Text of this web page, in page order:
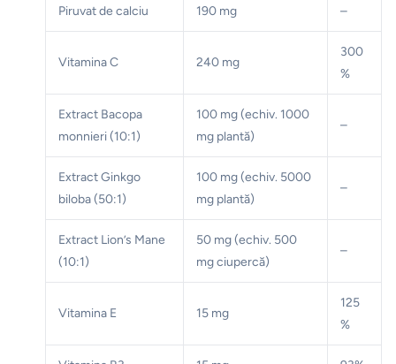
Piruvat de calciu 190 mg –
Vitamina C 240 mg
300
%
Extract Bacopa
monnieri (10:1)
100 mg (echiv. 1000
mg plantă)
–
Extract Ginkgo
biloba (50:1)
100 mg (echiv. 5000
mg plantă)
–
Extract Lion’s Mane
(10:1)
50 mg (echiv. 500
mg ciupercă)
–
Vitamina E 15 mg
125
%